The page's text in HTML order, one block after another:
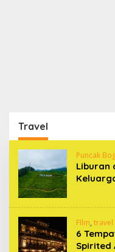
Travel
Puncak
Liburan
FIlm, travel
6
Spirited